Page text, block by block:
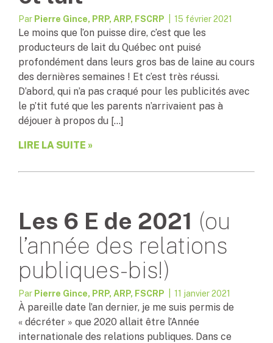
Par Pierre Gince, PRP, ARP, FSCRP | 15 février 2021
Le moins que l’on puisse dire, c’est que les
producteurs de lait du Québec ont puisé
profondément dans leurs gros bas de laine au cours
des dernières semaines ! Et c’est très réussi.
D’abord, qui n’a pas craqué pour les publicités avec
le p’tit futé que les parents n’arrivaient pas à
déjouer à propos du […]
LIRE LA SUITE »
Les 6 E de 2021 (ou
l’année des relations
publiques-bis!)
Par Pierre Gince, PRP, ARP, FSCRP | 11 janvier 2021
À pareille date l’an dernier, je me suis permis de
« décréter » que 2020 allait être l’Année
internationale des relations publiques. Dans ce